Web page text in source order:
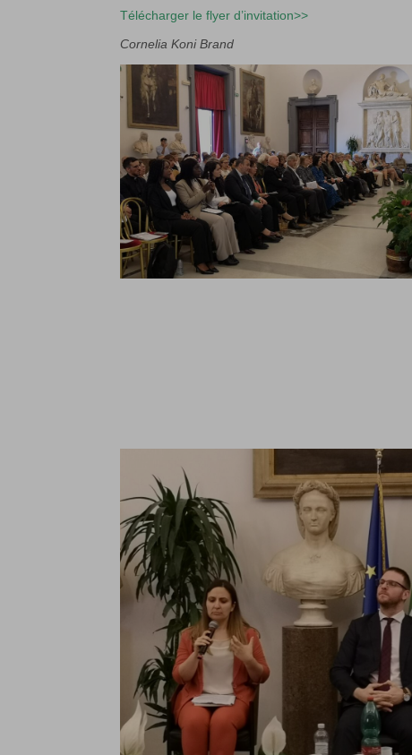
Télécharger le flyer d’invitation>>
Cornelia Koni Brand